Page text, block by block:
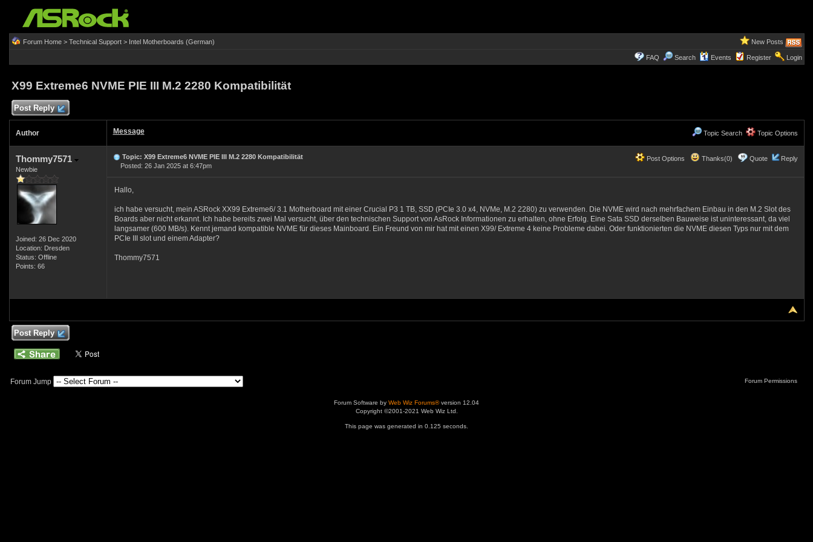
Forum Home> Technical Support> Intel Motherboards (German) New Posts
FAQ Search Events Register Login
X99 Extreme6 NVME PIE III M.2 2280 Kompatibilität
Post Reply
Author Message Topic Search Topic Options
Thommy7571
Newbie
Joined: 26 Dec 2020
Location: Dresden
Status: Offline
Points: 66
Post Options Thanks(0) Quote Reply
Topic: X99 Extreme6 NVME PIE III M.2 2280 Kompatibilität
Posted: 26 Jan 2025 at 6:47pm
Hallo,
ich habe versucht, mein ASRock XX99 Extreme6/ 3.1 Motherboard mit einer Crucial P3 1 TB, SSD (PCIe 3.0 x4, NVMe, M.2 2280) zu verwenden. Die NVME wird nach mehrfachem Einbau in den M.2 Slot des
Boards aber nicht erkannt. Ich habe bereits zwei Mal versucht, über den technischen Support von AsRock Informationen zu erhalten, ohne Erfolg. Eine Sata SSD derselben Bauweise ist uninteressant, da viel
langsamer (600 MB/s). Kennt jemand kompatible NVME für dieses Mainboard. Ein Freund von mir hat mit einen X99/ Extreme 4 keine Probleme dabei. Oder funktionierten die NVME diesen Typs nur mit dem
PCIe III slot und einem Adapter?
Thommy7571
Post Reply
Forum Jump Forum Permissions
Forum Software by Web Wiz Forums®version 12.04
Copyright ©2001-2021 Web Wiz Ltd.
This page was generated in 0.125 seconds.